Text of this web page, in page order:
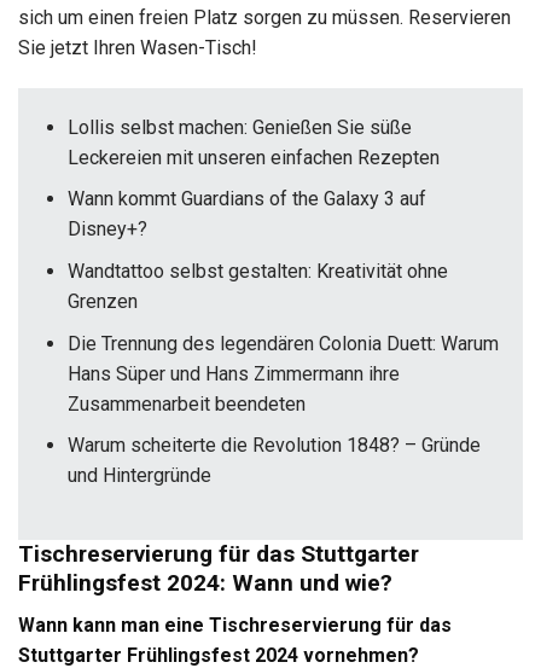
sich um einen freien Platz sorgen zu müssen. Reservieren
Sie jetzt Ihren Wasen-Tisch!
Lollis selbst machen: Genießen Sie süße
Leckereien mit unseren einfachen Rezepten
Wann kommt Guardians of the Galaxy 3 auf
Disney+?
Wandtattoo selbst gestalten: Kreativität ohne
Grenzen
Die Trennung des legendären Colonia Duett: Warum
Hans Süper und Hans Zimmermann ihre
Zusammenarbeit beendeten
Warum scheiterte die Revolution 1848? – Gründe
und Hintergründe
Tischreservierung für das Stuttgarter
Frühlingsfest 2024: Wann und wie?
Wann kann man eine Tischreservierung für das
Stuttgarter Frühlingsfest 2024 vornehmen?